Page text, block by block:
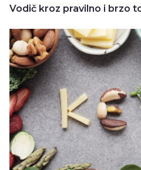
Vodič kroz pravilno i brzo